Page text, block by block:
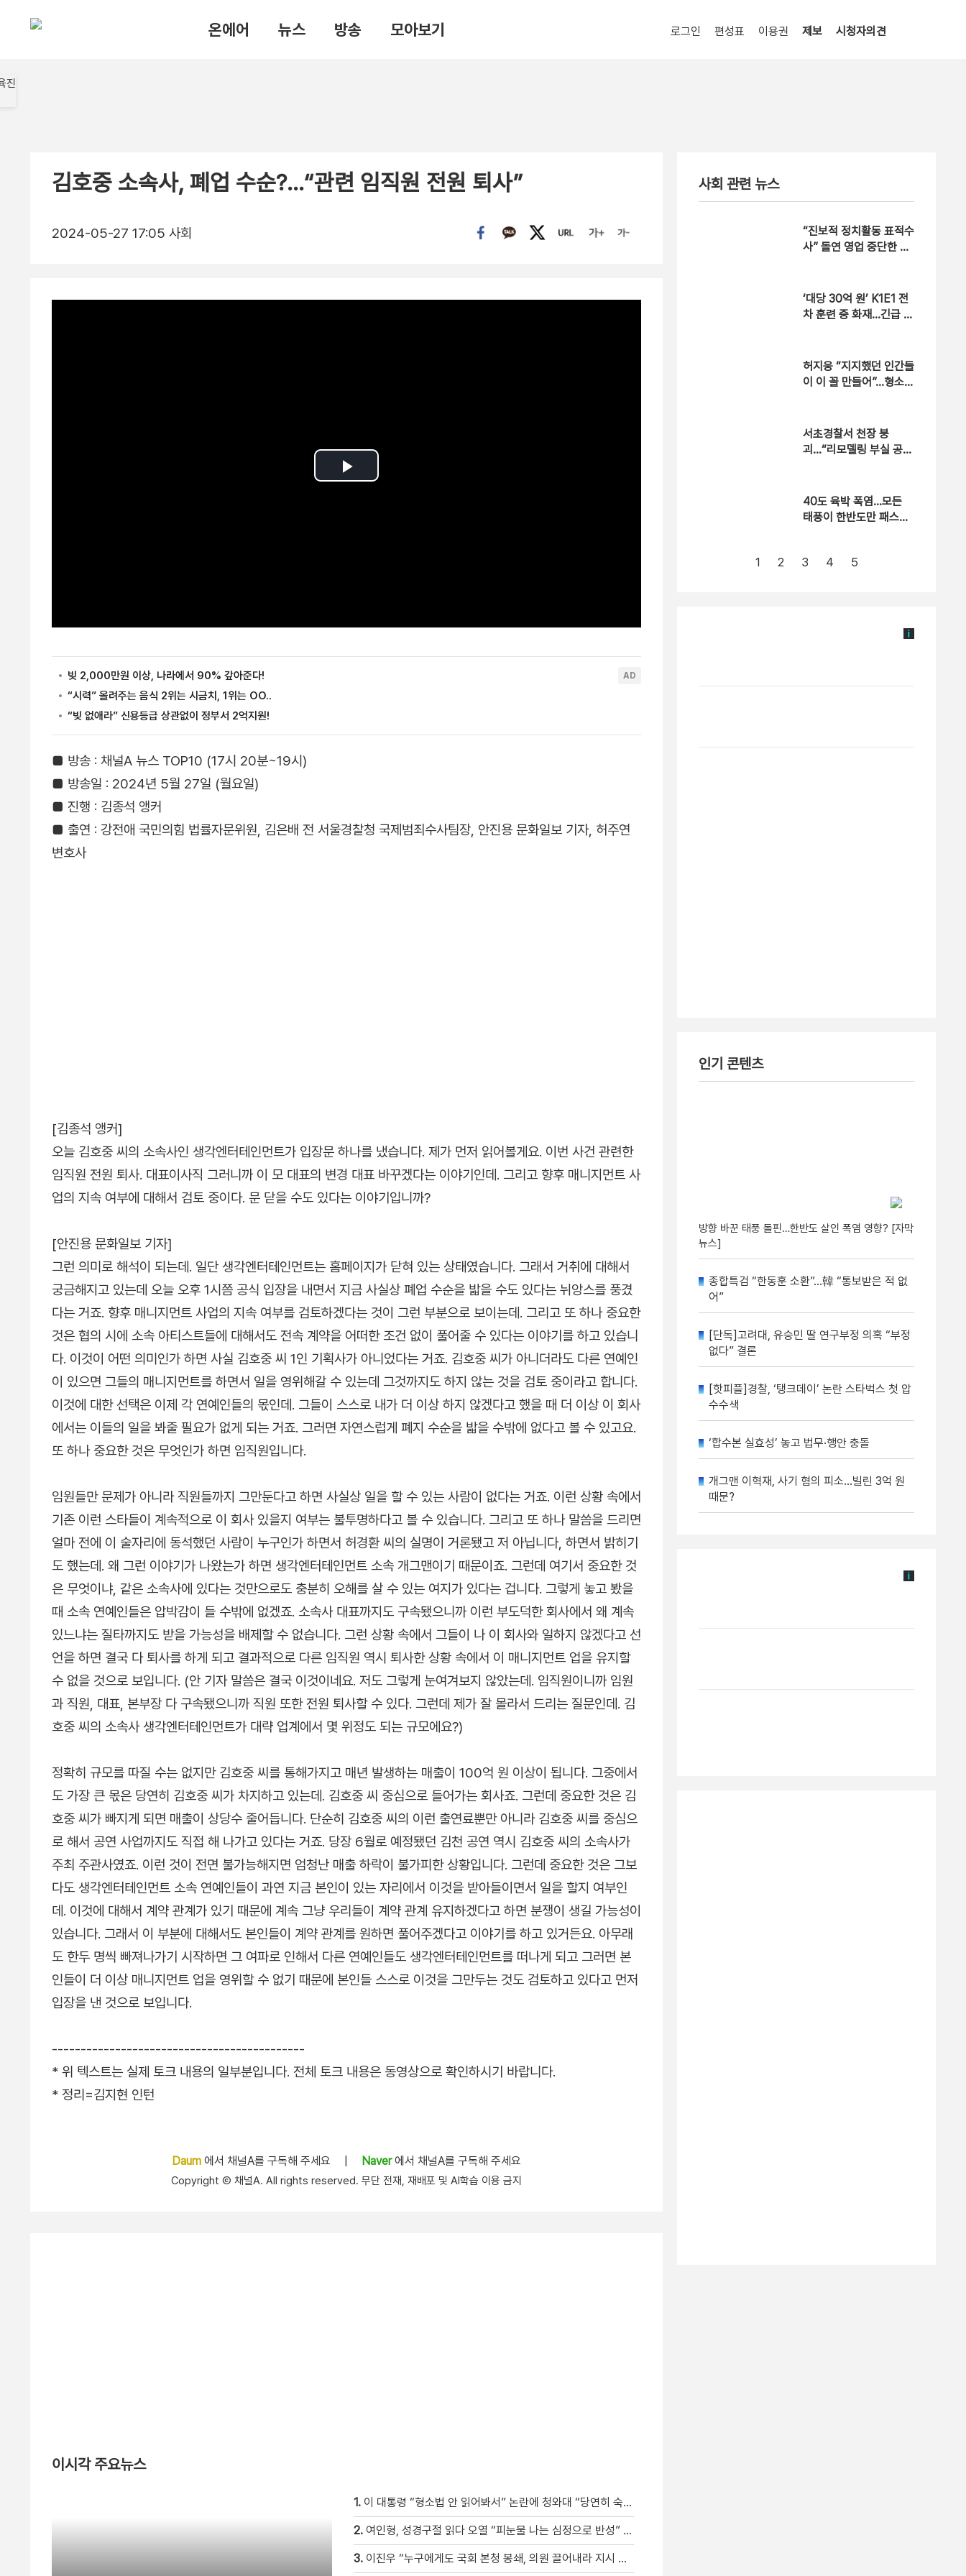
온에어 뉴스 방송 모아보기 로그인 편성표 이용권 제보 시청자의견
김호중 소속사, 폐업 수순?…“관련 임직원 전원 퇴사”
2024-05-27 17:05 사회
■ 방송 : 채널A 뉴스 TOP10 (17시 20분~19시)
■ 방송일 : 2024년 5월 27일 (월요일)
■ 진행 : 김종석 앵커
■ 출연 : 강전애 국민의힘 법률자문위원, 김은배 전 서울경찰청 국제범죄수사팀장, 안진용 문화일보 기자, 허주연
변호사
[김종석 앵커]
오늘 김호중 씨의 소속사인 생각엔터테인먼트가 입장문 하나를 냈습니다. 제가 먼저 읽어볼게요. 이번 사건 관련한
임직원 전원 퇴사. 대표이사직 그러니까 이 모 대표의 변경 대표 바꾸겠다는 이야기인데. 그리고 향후 매니지먼트 사
업의 지속 여부에 대해서 검토 중이다. 문 닫을 수도 있다는 이야기입니까?
[안진용 문화일보 기자]
그런 의미로 해석이 되는데. 일단 생각엔터테인먼트는 홈페이지가 닫혀 있는 상태였습니다. 그래서 거취에 대해서
궁금해지고 있는데 오늘 오후 1시쯤 공식 입장을 내면서 지금 사실상 폐업 수순을 밟을 수도 있다는 뉘앙스를 풍겼
다는 거죠. 향후 매니지먼트 사업의 지속 여부를 검토하겠다는 것이 그런 부분으로 보이는데. 그리고 또 하나 중요한
것은 협의 시에 소속 아티스트들에 대해서도 전속 계약을 어떠한 조건 없이 풀어줄 수 있다는 이야기를 하고 있습니
다. 이것이 어떤 의미인가 하면 사실 김호중 씨 1인 기획사가 아니었다는 거죠. 김호중 씨가 아니더라도 다른 연예인
이 있으면 그들의 매니지먼트를 하면서 일을 영위해갈 수 있는데 그것까지도 하지 않는 것을 검토 중이라고 합니다.
이것에 대한 선택은 이제 각 연예인들의 몫인데. 그들이 스스로 내가 더 이상 하지 않겠다고 했을 때 더 이상 이 회사
에서는 이들의 일을 봐줄 필요가 없게 되는 거죠. 그러면 자연스럽게 폐지 수순을 밟을 수밖에 없다고 볼 수 있고요.
또 하나 중요한 것은 무엇인가 하면 임직원입니다.
임원들만 문제가 아니라 직원들까지 그만둔다고 하면 사실상 일을 할 수 있는 사람이 없다는 거죠. 이런 상황 속에서
기존 이런 스타들이 계속적으로 이 회사 있을지 여부는 불투명하다고 볼 수 있습니다. 그리고 또 하나 말씀을 드리면
얼마 전에 이 술자리에 동석했던 사람이 누구인가 하면서 허경환 씨의 실명이 거론됐고 저 아닙니다, 하면서 밝히기
도 했는데. 왜 그런 이야기가 나왔는가 하면 생각엔터테인먼트 소속 개그맨이기 때문이죠. 그런데 여기서 중요한 것
은 무엇이냐, 같은 소속사에 있다는 것만으로도 충분히 오해를 살 수 있는 여지가 있다는 겁니다. 그렇게 놓고 봤을
때 소속 연예인들은 압박감이 들 수밖에 없겠죠. 소속사 대표까지도 구속됐으니까 이런 부도덕한 회사에서 왜 계속
있느냐는 질타까지도 받을 가능성을 배제할 수 없습니다. 그런 상황 속에서 그들이 나 이 회사와 일하지 않겠다고 선
언을 하면 결국 다 퇴사를 하게 되고 결과적으로 다른 임직원 역시 퇴사한 상황 속에서 이 매니지먼트 업을 유지할
수 없을 것으로 보입니다. (안 기자 말씀은 결국 이것이네요. 저도 그렇게 눈여겨보지 않았는데. 임직원이니까 임원
과 직원, 대표, 본부장 다 구속됐으니까 직원 또한 전원 퇴사할 수 있다. 그런데 제가 잘 몰라서 드리는 질문인데. 김
호중 씨의 소속사 생각엔터테인먼트가 대략 업계에서 몇 위정도 되는 규모에요?)
정확히 규모를 따질 수는 없지만 김호중 씨를 통해가지고 매년 발생하는 매출이 100억 원 이상이 됩니다. 그중에서
도 가장 큰 몫은 당연히 김호중 씨가 차지하고 있는데. 김호중 씨 중심으로 들어가는 회사죠. 그런데 중요한 것은 김
호중 씨가 빠지게 되면 매출이 상당수 줄어듭니다. 단순히 김호중 씨의 이런 출연료뿐만 아니라 김호중 씨를 중심으
로 해서 공연 사업까지도 직접 해 나가고 있다는 거죠. 당장 6월로 예정됐던 김천 공연 역시 김호중 씨의 소속사가
주최 주관사였죠. 이런 것이 전면 불가능해지면 엄청난 매출 하락이 불가피한 상황입니다. 그런데 중요한 것은 그보
다도 생각엔터테인먼트 소속 연예인들이 과연 지금 본인이 있는 자리에서 이것을 받아들이면서 일을 할지 여부인
데. 이것에 대해서 계약 관계가 있기 때문에 계속 그냥 우리들이 계약 관계 유지하겠다고 하면 분쟁이 생길 가능성이
있습니다. 그래서 이 부분에 대해서도 본인들이 계약 관계를 원하면 풀어주겠다고 이야기를 하고 있거든요. 아무래
도 한두 명씩 빠져나가기 시작하면 그 여파로 인해서 다른 연예인들도 생각엔터테인먼트를 떠나게 되고 그러면 본
인들이 더 이상 매니지먼트 업을 영위할 수 없기 때문에 본인들 스스로 이것을 그만두는 것도 검토하고 있다고 먼저
입장을 낸 것으로 보입니다.
--------------------------------------------
* 위 텍스트는 실제 토크 내용의 일부분입니다. 전체 토크 내용은 동영상으로 확인하시기 바랍니다.
* 정리=김지현 인턴
Daum 에서 채널A를 구독해 주세요 Naver에서 채널A를 구독해 주세요
Copyright Ⓒ 채널A. All rights reserved. 무단 전재, 재배포 및 AI학습 이용 금지
이시각 주요뉴스
1. 이 대통령 “형소법 안 읽어봐서” 논란에 청와대 “당연히 숙지”
2. 여인형, 성경구절 읽다 오열 “피눈물 나는 심정으로 반성” [현장영상]
3. 이진우 “누구에게도 국회 본청 봉쇄, 의원 끌어내라 지시 안해” [현장영상]
사회 관련 뉴스
“진보적 정치활동 표적수
사” 돌연 영업 중단한 여
‘대당 30억 원’ K1E1 전
차 훈련 중 화재…긴급 대
허지웅 “지지했던 인간들
이 이 꼴 만들어”…형소법
서초경찰서 천장 붕
괴…“리모델링 부실 공사
40도 육박 폭염…모든
태풍이 한반도만 패스한
1 2 3 4 5
인기 콘텐츠
방향 바꾼 태풍 돌핀…한반도 살인 폭염 영향? [자막
뉴스]
종합특검 “한동훈 소환”…韓 “통보받은 적 없
어”
[단독]고려대, 유승민 딸 연구부정 의혹 “부정
없다” 결론
[핫피플]경찰, ‘탱크데이’ 논란 스타벅스 첫 압
수수색
‘합수본 실효성’ 놓고 법무·행안 충돌
개그맨 이혁재, 사기 혐의 피소…빌린 3억 원
때문?